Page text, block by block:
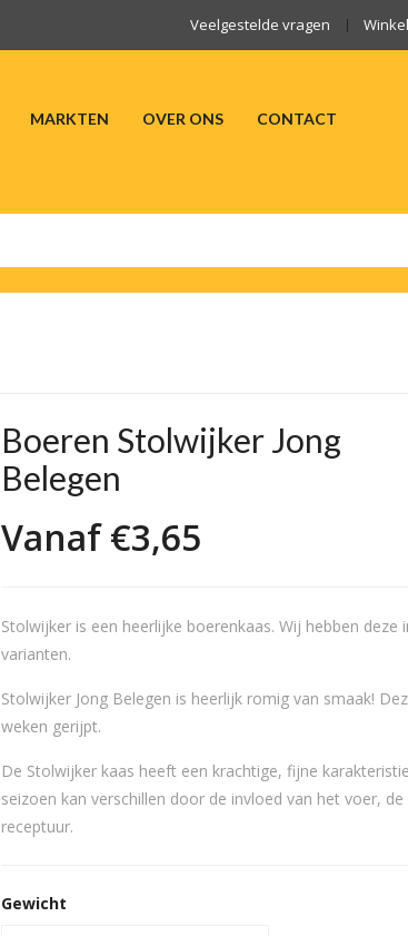
Veelgestelde vragen
MARKTEN OVER ONS CONTACT
Boeren Stolwijker Jong
Belegen
Vanaf€3,65
Stolwijker is een heerlijke boerenkaas. Wij hebben deze
varianten.
Stolwijker Jong Belegen is heerlijk romig van smaak!
weken gerijpt.
De Stolwijker kaas heeft een krachtige, fijne
seizoen kan verschillen door de invloed van het voer,
receptuur.
Gewicht